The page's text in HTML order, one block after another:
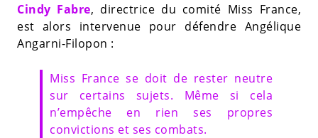
Cindy Fabre, directrice du comité Miss France,
est alors intervenue pour défendre Angélique
Angarni-Filopon :
Miss France se doit de rester neutre
sur certains sujets. Même si cela
n’empêche en rien ses propres
convictions et ses combats.